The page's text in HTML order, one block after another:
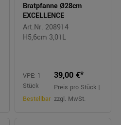
Bratpfanne Ø28cm
EXCELLENCE
Art.Nr. 208914
H5,6cm 3,01L
VPE: 1
Stück
Bestellbar
39,00 €*
Preis pro Stück |
zzgl. MwSt.